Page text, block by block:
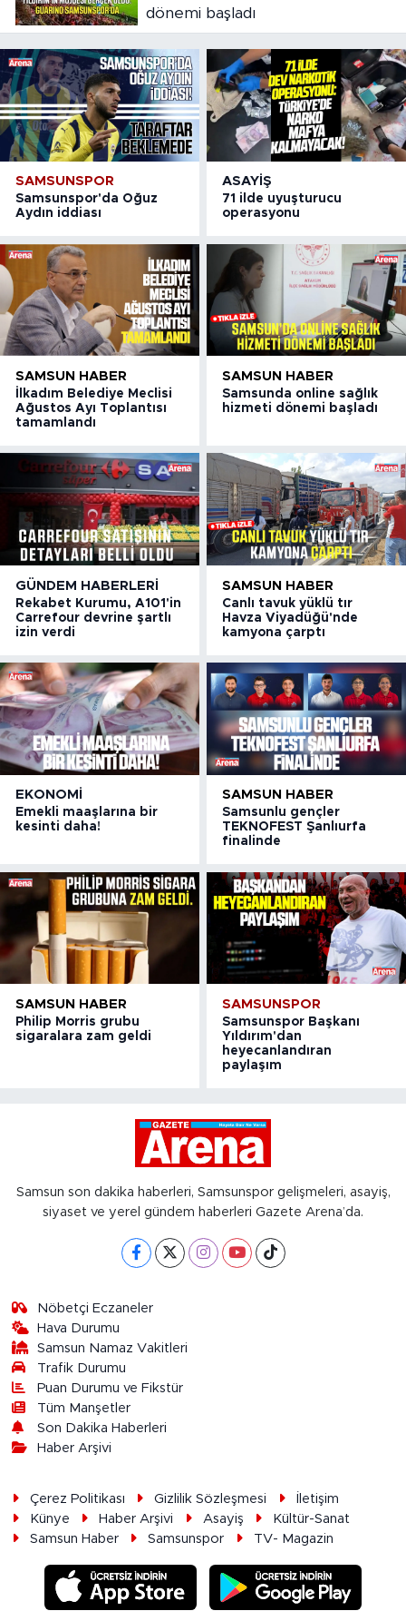
dönemi başladı
SAMSUNSPOR
Samsunspor'da Oğuz
Aydın iddiası
ASAYIŞ
71 ilde uyuşturucu
operasyonu
SAMSUN HABER
İlkadım Belediye Meclisi
Ağustos Ayı Toplantısı
tamamlandı
SAMSUN HABER
Samsunda online sağlık
hizmeti dönemi başladı
GÜNDEM HABERLERI
Rekabet Kurumu, A101'in
Carrefour devrine şartlı
izin verdi
SAMSUN HABER
Canlı tavuk yüklü tır
Havza Viyadüğü'nde
kamyona çarptı
EKONOMI
Emekli maaşlarına bir
kesinti daha!
SAMSUN HABER
Samsunlu gençler
TEKNOFEST Şanlıurfa
finalinde
SAMSUN HABER
Philip Morris grubu
sigaralara zam geldi
SAMSUNSPOR
Samsunspor Başkanı
Yıldırım'dan
heyecanlandıran
paylaşım
Samsun son dakika haberleri, Samsunspor gelişmeleri, asayiş,
siyaset ve yerel gündem haberleri Gazete Arena’da.
Nöbetçi Eczaneler
Hava Durumu
Samsun Namaz Vakitleri
Trafik Durumu
Puan Durumu ve Fikstür
Tüm Manşetler
Son Dakika Haberleri
Haber Arşivi
Çerez Politikası Gizlilik Sözleşmesi
İletişim
Künye
Haber Arşivi Asayiş
Kültür-Sanat
Samsun Haber
Samsunspor TV- Magazin